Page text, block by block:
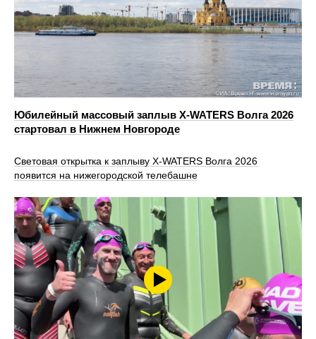
Юбилейный массовый заплыв X-WATERS Волга 2026
стартовал в Нижнем Новгороде
Световая открытка к заплыву X-WATERS Волга 2026
появится на нижегородской телебашне